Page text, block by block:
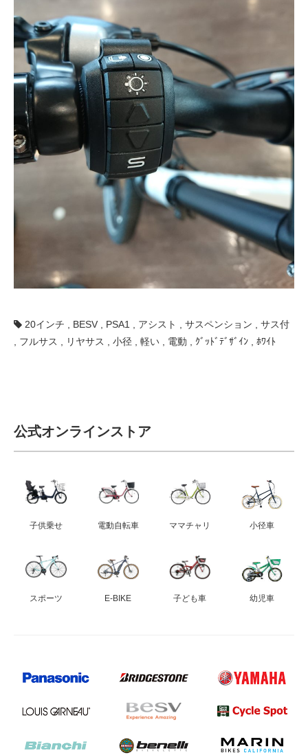
20インチ BESV PSA1 アシスト サスペンション
サス付
フルサス リヤサス 小径 軽い 電動 ｸﾞｯﾄﾞﾃﾞｻﾞｲﾝ ﾎﾜｲﾄ
公式オンラインストア
子供乗せ 電動自転車 ママチャリ 小径車
スポーツ E-BIKE 子ども車 幼児車